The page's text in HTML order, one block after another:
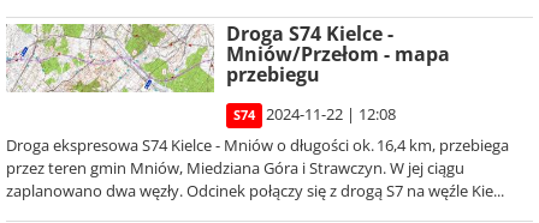
Droga S74 Kielce -
Mniów/Przełom - mapa
przebiegu
S74
2024-11-22 | 12:08
Droga ekspresowa S74 Kielce - Mniów o długości ok. 16,4 km, przebiega
przez teren gmin Mniów, Miedziana Góra i Strawczyn. W jej ciągu
zaplanowano dwa węzły. Odcinek połączy się z drogą S7 na węźle Kie...